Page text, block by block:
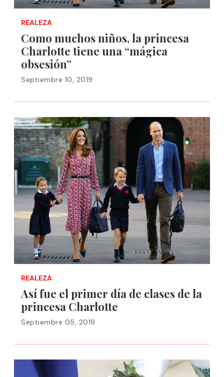
REALEZA
Como muchos niños, la princesa
Charlotte tiene una “mágica
obsesión”
Septiembre 10, 2019
REALEZA
Así fue el primer día de clases de la
princesa Charlotte
Septiembre 05, 2019